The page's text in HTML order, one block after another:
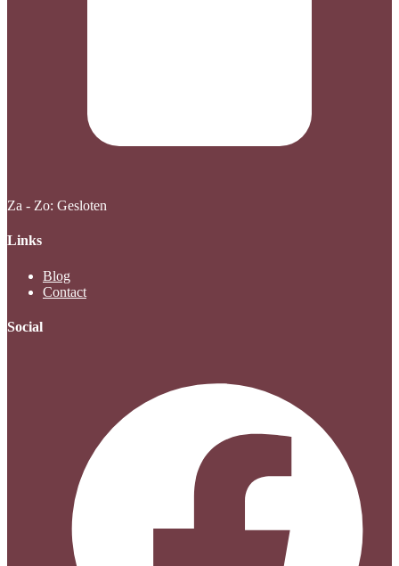
Za - Zo: Gesloten
Links
Blog
Contact
Social